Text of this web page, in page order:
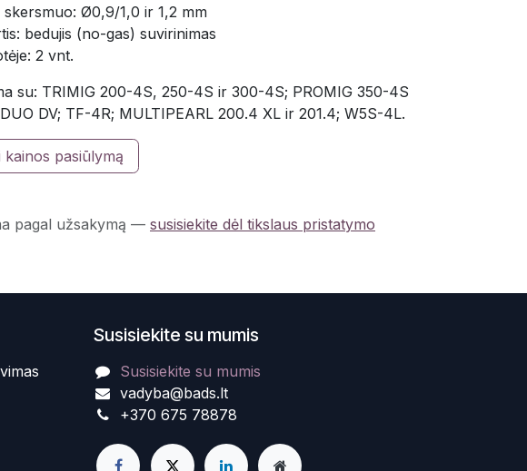
skersmuo: Ø0,9/1,0 ir 1,2 mm
bedujis (no-gas) suvirinimas
2 vnt.
su: TRIMIG 200-4S, 250-4S ir 300-4S; PROMIG 350-4S
DV; TF-4R; MULTIPEARL 200.4 XL ir 201.4; W5S-4L.
kainos pasiūlymą
pagal užsakymą — susisiekite dėl tikslaus pristatymo
Susisiekite su mumis
Susisiekite su mumis
vadyba@bads.lt
+370 675 78878